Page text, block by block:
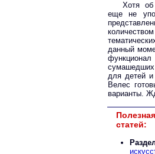
Хотя
еще не
данный
для детей и
Велес
варианты.
статей: